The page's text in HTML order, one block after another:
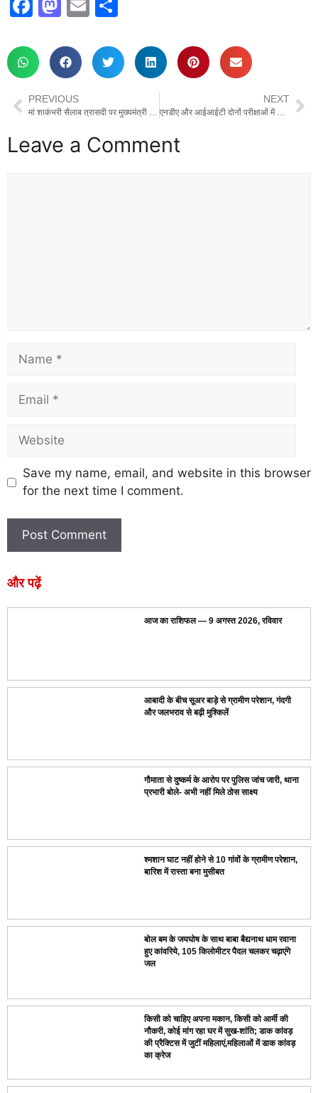
F
c
e
b
o
o
M
st
o
d
o
n
E
ail ar
e
PREVIOUS
मां शाकंभरी सैलाब त्रासदी पर मुख्यमंत्री का एक्शन, आज करेंगे ग्राउंड जीरो का दौरा
NEXT
एनडीए और आईआईटी दोनों परीक्षाओं में सफलता हासिल कर दिव्यांश ने बढ़ाया कर्नलगंज का मान
Leave a Comment
Save my name, email, and website in this browser
for the next time I comment.
और पढ़ें
आज का राशिफल — 9 अगस्त 2026, रविवार
आबादी के बीच सूअर बाड़े से ग्रामीण परेशान, गंदगी
और जलभराव से बढ़ी मुश्किलें
गौमाता से दुष्कर्म के आरोप पर पुलिस जांच जारी, थाना
प्रभारी बोले- अभी नहीं मिले ठोस साक्ष्य
श्मशान घाट नहीं होने से 10 गांवों के ग्रामीण परेशान,
बारिश में रास्ता बना मुसीबत
बोल बम के जयघोष के साथ बाबा बैद्यनाथ धाम रवाना
हुए कांवरिये, 105 किलोमीटर पैदल चलकर चढ़ाएंगे
जल
किसी को चाहिए अपना मकान, किसी को आर्मी की
नौकरी, कोई मांग रहा घर में सुख-शांति; डाक कांवड़
की प्रैक्टिस में जुटीं महिलाएं,महिलाओं में डाक कांवड़
का क्रेज